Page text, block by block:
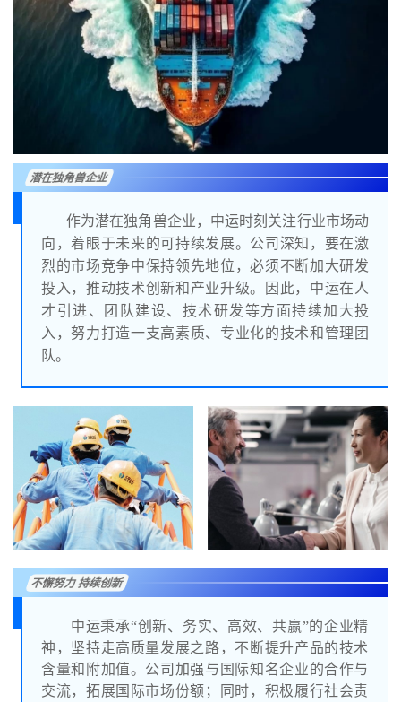
潜在独角兽企业
作为潜在独角兽企业，中运时刻关注行业市场动
向，着眼于未来的可持续发展。公司深知，要在激
烈的市场竞争中保持领先地位，必须不断加大研发
投入，推动技术创新和产业升级。因此，中运在人
才引进、团队建设、技术研发等方面持续加大投
入，努力打造一支高素质、专业化的技术和管理团
队。
不懈努力 持续创新
中运秉承“创新、务实、高效、共赢”的企业精
神，坚持走高质量发展之路，不断提升产品的技术
含量和附加值。公司加强与国际知名企业的合作与
交流，拓展国际市场份额；同时，积极履行社会责